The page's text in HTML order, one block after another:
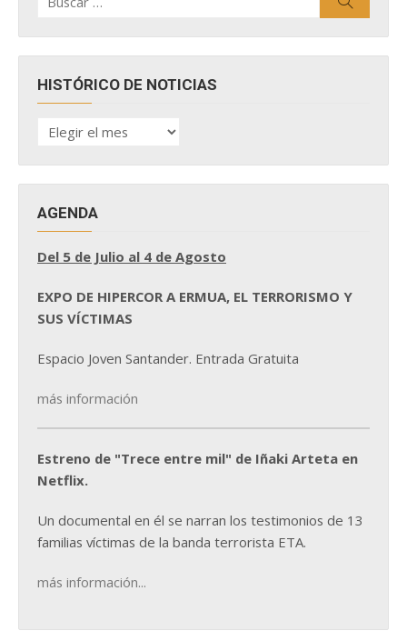
por:
HISTÓRICO DE NOTICIAS
HISTÓRICO
DE
AGENDA
Del 5 de Julio al 4 de Agosto
EXPO DE HIPERCOR A ERMUA, EL TERRORISMO Y
SUS VÍCTIMAS
Espacio Joven Santander. Entrada Gratuita
más información
Estreno de "Trece entre mil" de Iñaki Arteta en
Netflix.
Un documental en él se narran los testimonios de 13
familias víctimas de la banda terrorista ETA.
más información...